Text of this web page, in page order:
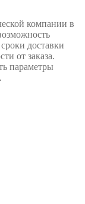
компании в
доставки
от заказа.
параметры